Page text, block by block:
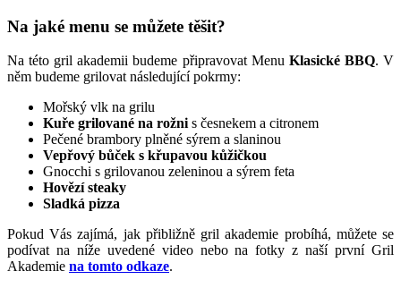
Na jaké menu se můžete těšit?
Na této gril akademii budeme připravovat MenuKlasické BBQ. V
něm budeme grilovat následující pokrmy:
Mořský vlk na grilu
Kuře grilované na rožnis česnekem a citronem
Pečené brambory plněné sýrem a slaninou
Vepřový bůček s křupavou kůžičkou
Gnocchi s grilovanou zeleninou a sýrem feta
Hovězí steaky
Sladká pizza
Pokud Vás zajímá, jak přibližně gril akademie probíhá, můžete se
podívat na níže uvedené video nebo na fotky z naší první Gril
Akademie na tomto odkaze.